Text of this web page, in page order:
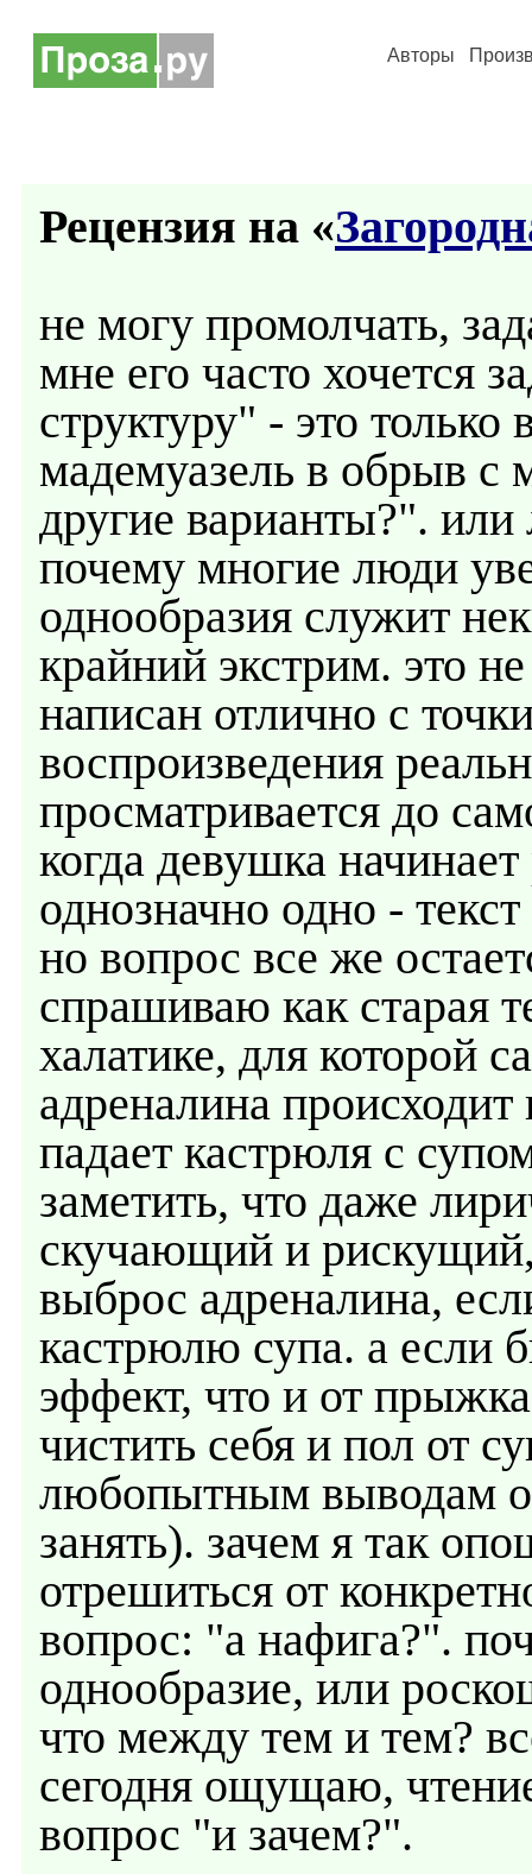
Авторы
Рецензия на «
не могу промолчать,
мне его часто хочется
структуру" - это
мадемуазель в обрыв с
другие варианты?".
почему многие люди
однообразия служит
крайний экстрим. это
написан отлично с
воспроизведения
просматривается до
когда девушка
однозначно одно -
но вопрос все же
спрашиваю как старая
халатике, для которой
адреналина происходит
падает кастрюля с
заметить, что даже
скучающий и
выброс адреналина,
кастрюлю супа. а если
эффект, что и от
чистить себя и пол от
любопытным выводам о
занять). зачем я так
отрешиться от
вопрос: "а нафига?".
однообразие, или
что между тем и тем?
сегодня ощущаю,
вопрос "и зачем?".